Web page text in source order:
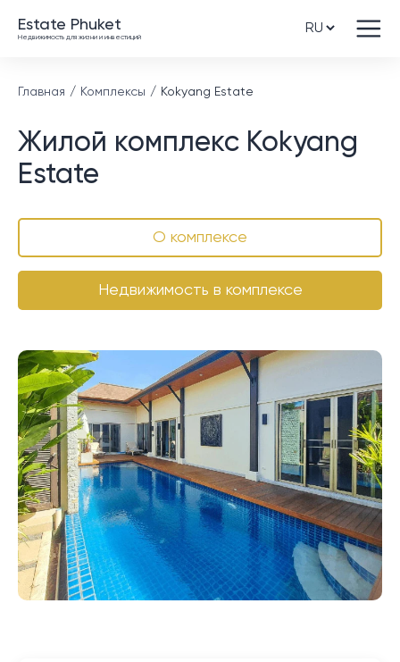
Estate Phuket
Недвижимость для жизни и инвестиций
Главная Комплексы Kokyang Estate
Жилой комплекс Kokyang
Estate
О комплексе
Недвижимость в комплексе